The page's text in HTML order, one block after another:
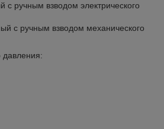
с ручным взводом электрического
с ручным взводом механического
давления: